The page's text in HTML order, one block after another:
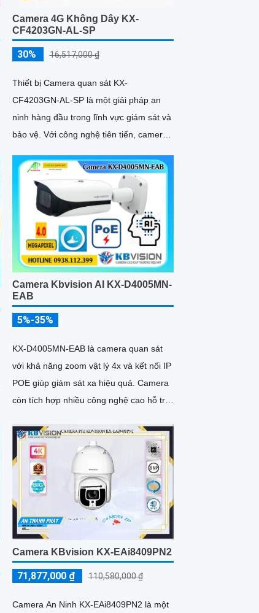
Camera 4G Không Dây KX-
CF4203GN-AL-SP
30% 16,517,000 ₫
Thiết bị Camera quan sát KX-
CF4203GN-AL-SP là một giải pháp an
ninh hàng đầu trong lĩnh vực giám sát và
bảo vệ. Với công nghệ tiên tiến, camera
lượng cao, cho phép người dùng giám
sát từ xa một cách dễ dàng
Camera Kbvision AI KX-D4005MN-
EAB
5%-35%
KX-D4005MN-EAB là camera quan sát
với khả năng zoom vật lý 4x và kết nối IP
POE giúp giám sát xa hiệu quả. Camera
còn tích hợp nhiều công nghệ cao hỗ trợ
vật thể, phân tích người, xe, biển số,
SMD3
Camera KBvision KX-EAi8409PN2
71,877,000 ₫ 110,580,000 ₫
Camera An Ninh KX-EAi8409PN2 là một